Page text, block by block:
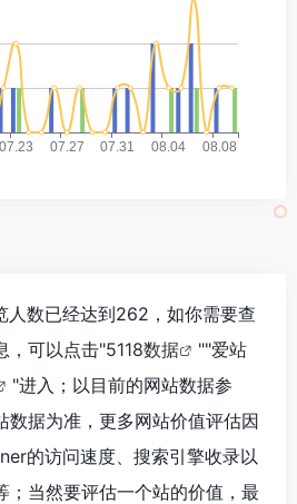
数已经达到262，如你需要查
，可以点击"5118数据 ""爱站
"进入；以目前的网站数据参
数据为准，更多网站价值评估因
的访问速度、搜索引擎收录以
；当然要评估一个站的价值，最